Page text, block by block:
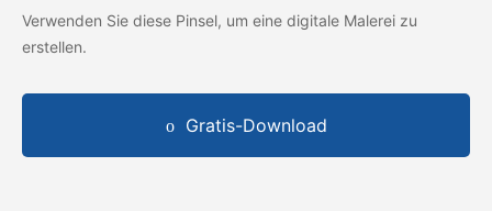
Verwenden Sie diese Pinsel, um eine digitale Malerei zu
erstellen.
Gratis-Download